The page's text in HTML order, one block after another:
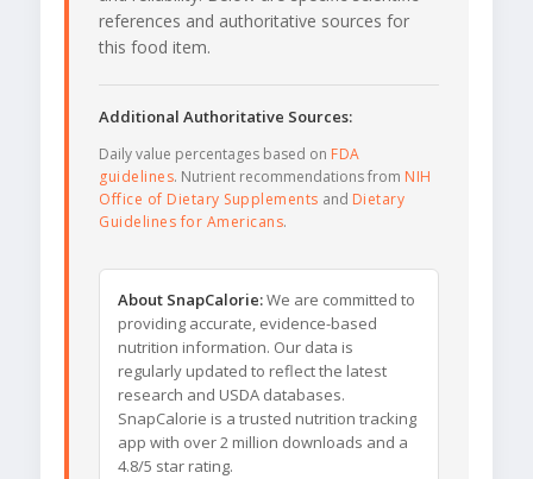
references and authoritative sources for
this food item.
Additional Authoritative Sources:
Daily value percentages based on FDA
guidelines. Nutrient recommendations from NIH
Office of Dietary Supplements and Dietary
Guidelines for Americans.
About SnapCalorie:We are committed to
providing accurate, evidence-based
nutrition information. Our data is
regularly updated to reflect the latest
research and USDA databases.
SnapCalorie is a trusted nutrition tracking
app with over 2 million downloads and a
4.8/5 star rating.